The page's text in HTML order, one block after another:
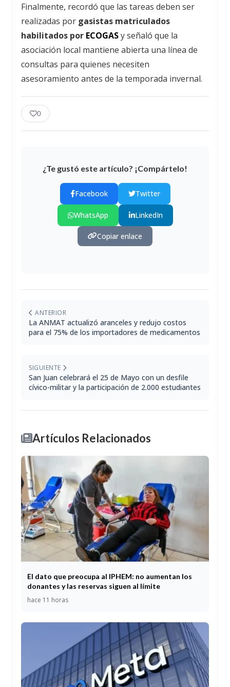
Finalmente, recordó que las tareas deben ser
realizadas por gasistas matriculados
habilitados por ECOGASy señaló que la
asociación local mantiene abierta una línea de
consultas para quienes necesiten
asesoramiento antes de la temporada invernal.
0
¿Te gustó este artículo? ¡Compártelo!
Facebook Twitter
WhatsApp LinkedIn
Copiar enlace
ANTERIOR
La ANMAT actualizó aranceles y redujo costos
para el 75% de los importadores de medicamentos
SIGUIENTE
San Juan celebrará el 25 de Mayo con un desfile
cívico-militar y la participación de 2.000 estudiantes
Artículos Relacionados
El dato que preocupa al IPHEM: no aumentan los
donantes y las reservas siguen al límite
hace 11 horas